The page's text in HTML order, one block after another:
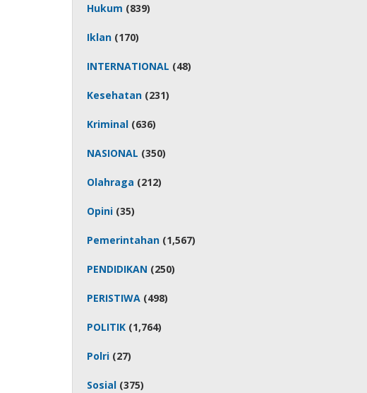
Hukum (839)
Iklan (170)
INTERNATIONAL (48)
Kesehatan (231)
Kriminal (636)
NASIONAL (350)
Olahraga (212)
Opini (35)
Pemerintahan (1,567)
PENDIDIKAN (250)
PERISTIWA (498)
POLITIK (1,764)
Polri (27)
Sosial (375)